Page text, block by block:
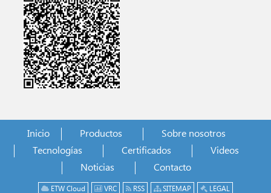
Inicio Productos
Sobre nosotros
Tecnologías
Certificados
Videos
Noticias
Contacto
ETW Cloud VRC RSS SITEMAP LEGAL